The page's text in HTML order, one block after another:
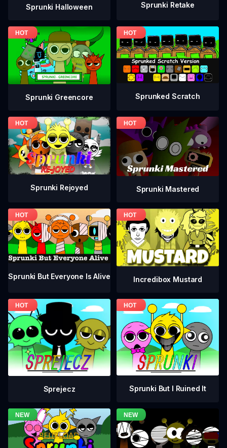
Sprunki Halloween Sprunki Retake
Sprunki Greencore Sprunked Scratch
Sprunki Rejoyed Sprunki Mastered
Sprunki But Everyone Is Alive Incredibox Mustard
Sprejecz Sprunki But I Ruined It